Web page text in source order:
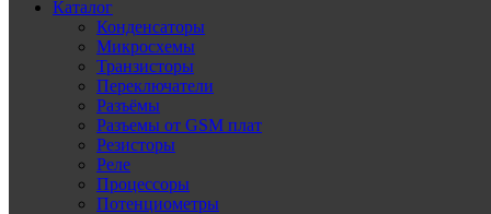
Каталог
Конденсаторы
Микросхемы
Транзисторы
Переключатели
Разъёмы
Разъемы от GSM плат
Резисторы
Реле
Процессоры
Потенциометры